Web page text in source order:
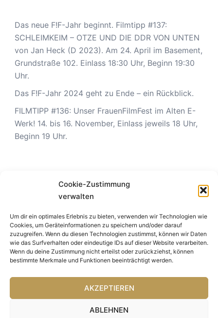
Cookie-Zustimmung
verwalten
Um dir ein optimales Erlebnis zu bieten, verwenden wir Technologien wie
Cookies, um Geräteinformationen zu speichern und/oder darauf
zuzugreifen. Wenn du diesen Technologien zustimmst, können wir Daten
wie das Surfverhalten oder eindeutige IDs auf dieser Website verarbeiten.
Wenn du deine Zustimmung nicht erteilst oder zurückziehst, können
bestimmte Merkmale und Funktionen beeinträchtigt werden.
AKZEPTIEREN
ABLEHNEN
Das neue F!F-Jahr beginnt. Filmtipp #137:
SCHLEIMKEIM – OTZE UND DIE DDR VON UNTEN
von Jan Heck (D 2023). Am 24. April im Basement,
Grundstraße 102. Einlass 18:30 Uhr, Beginn 19:30
Uhr.
Das F!F-Jahr 2024 geht zu Ende – ein Rückblick.
FILMTIPP #136: Unser FrauenFilmFest im Alten E-
Werk! 14. bis 16. November, Einlass jeweils 18 Uhr,
Beginn 19 Uhr.
Schlagwörter
biografie britisch DDR deutsch deutschefilme
Deutsche Geschichte Deutschland Dokumentarfilm
drama
französisch Gegenkultur